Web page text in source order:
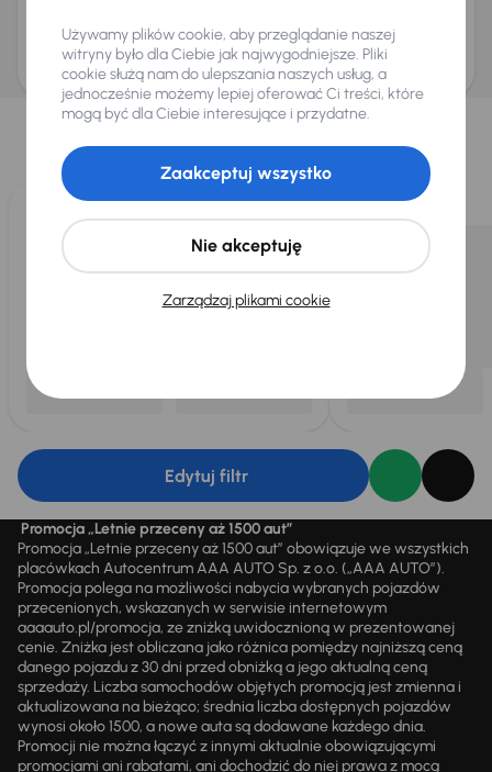
ani zagwarantowaną dostępnością pojazdu. AURES Holdings a.s., z siedzibą
Dopraváků 874/15, Čimice, 184 00 Praga 8, będzie przechowywać i przetwarzać
Twoje dane osobowe zgodnie z zasadami ochrony i przetwarzaniadanych
osobowych
Wybraliśmy dla Ciebie
Wybieramy dla Ciebienajlepsze pojazdyz naszej oferty. Kupimy
dla Ciebiedo 400 pojazdówkażdego dnia.
Edytuj filtr
Promocja „Letnie przeceny aż 1500 aut”
Promocja „Letnie przeceny aż 1500 aut” obowiązuje we wszystkich
placówkach Autocentrum AAA AUTO Sp. z o.o. („AAA AUTO”).
Promocja polega na możliwości nabycia wybranych pojazdów
przecenionych, wskazanych w serwisie internetowym
aaaauto.pl/promocja, ze zniżką uwidocznioną w prezentowanej
cenie. Zniżka jest obliczana jako różnica pomiędzy najniższą ceną
danego pojazdu z 30 dni przed obniżką a jego aktualną ceną
sprzedaży. Liczba samochodów objętych promocją jest zmienna i
aktualizowana na bieżąco; średnia liczba dostępnych pojazdów
wynosi około 1500, a nowe auta są dodawane każdego dnia.
Promocji nie można łączyć z innymi aktualnie obowiązującymi
promocjami ani rabatami, ani dochodzić do niej prawa z mocą
Używamy plików cookie, aby przeglądanie naszej
witryny było dla Ciebie jak najwygodniejsze. Pliki
cookie służą nam do ulepszania naszych usług, a
jednocześnie możemy lepiej oferować Ci treści, które
mogą być dla Ciebie interesujące i przydatne.
Zarządzaj plikami cookie
Nie akceptuję
Zaakceptuj wszystko